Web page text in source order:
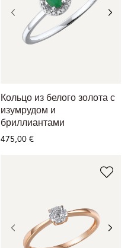
Кольцо из белого золота с
изумрудом и
бриллиантами
475,00 €